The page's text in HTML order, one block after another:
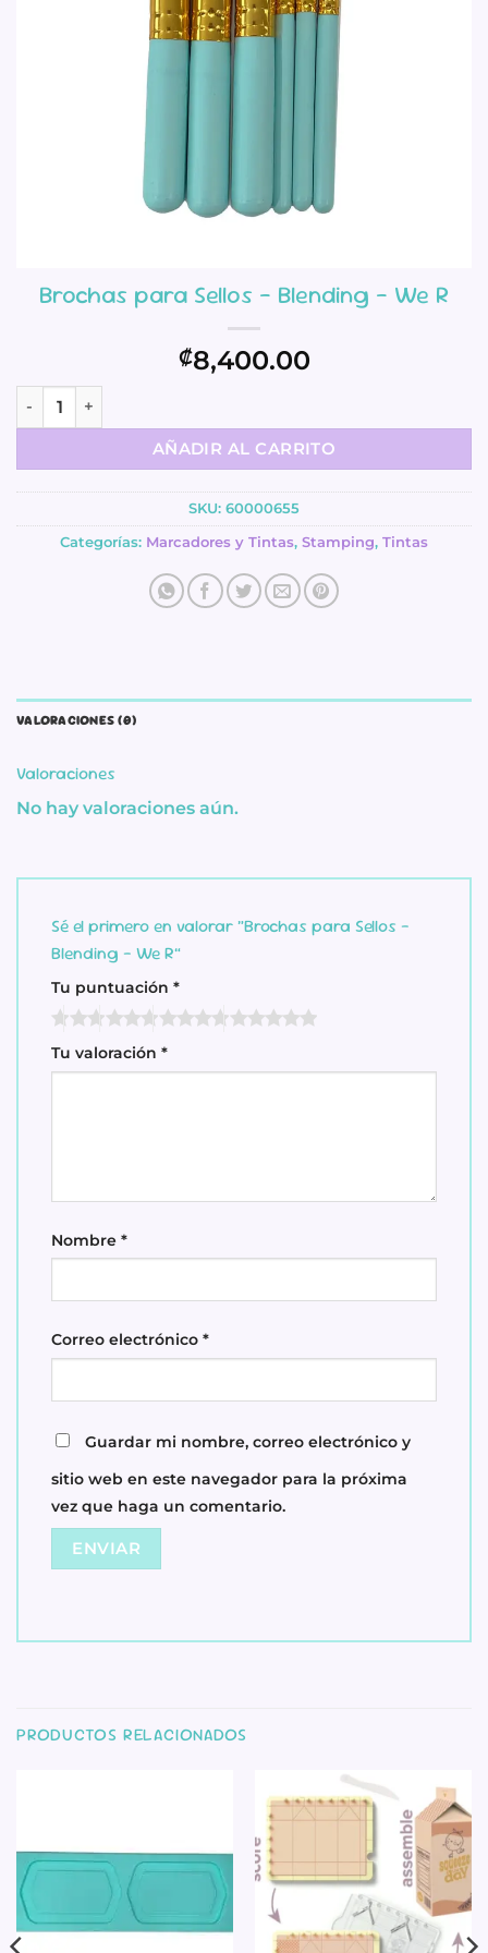
Brochas para Sellos – Blending – We R
₡8,400.00
Brochas para Sellos - Blending - We R cantidad
AÑADIR AL CARRITO
SKU: 60000655
Categorías: Marcadores y Tintas, Stamping, Tintas
VALORACIONES (0)
Valoraciones
No hay valoraciones aún.
Sé el primero en valorar “Brochas para Sellos –
Blending – We R”
Tu puntuación *
Tu valoración *
Nombre *
Correo electrónico *
Guardar mi nombre, correo electrónico y
sitio web en este navegador para la próxima
vez que haga un comentario.
PRODUCTOS RELACIONADOS